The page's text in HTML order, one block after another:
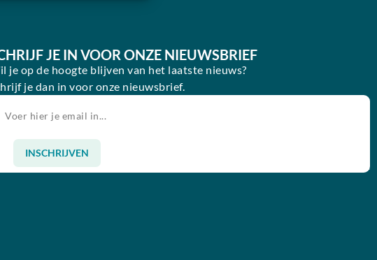
JE IN VOOR ONZE NIEUWSBRIEF
je op de hoogte blijven van het laatste nieuws?
je dan in voor onze nieuwsbrief.
INSCHRIJVEN